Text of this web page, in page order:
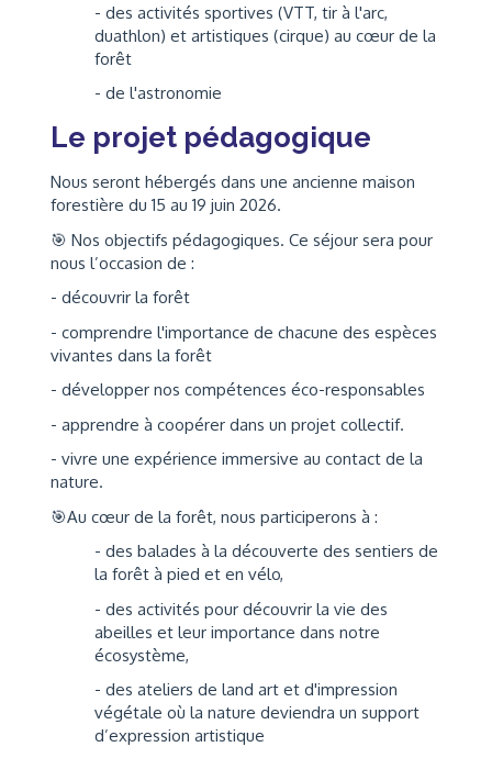
- des activités sportives (VTT, tir à l'arc,
duathlon) et artistiques (cirque) au cœur de la
forêt
- de l'astronomie
Le projet pédagogique
Nous seront hébergés dans une ancienne maison
forestière du 15 au 19 juin 2026.
🎯 Nos objectifs pédagogiques. Ce séjour sera pour
nous l’occasion de :
- découvrir la forêt
- comprendre l'importance de chacune des espèces
vivantes dans la forêt
- développer nos compétences éco-responsables
- apprendre à coopérer dans un projet collectif.
- vivre une expérience immersive au contact de la
nature.
🎯Au cœur de la forêt, nous participerons à :
- des balades à la découverte des sentiers de
la forêt à pied et en vélo,
- des activités pour découvrir la vie des
abeilles et leur importance dans notre
écosystème,
- des ateliers de land art et d'impression
végétale où la nature deviendra un support
d’expression artistique